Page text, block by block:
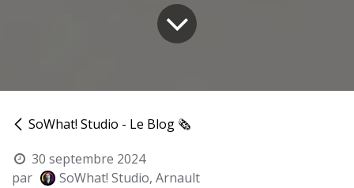
SoWhat! Studio - Le Blog 🗞
30 septembre 2024
par
SoWhat! Studio, Arnault